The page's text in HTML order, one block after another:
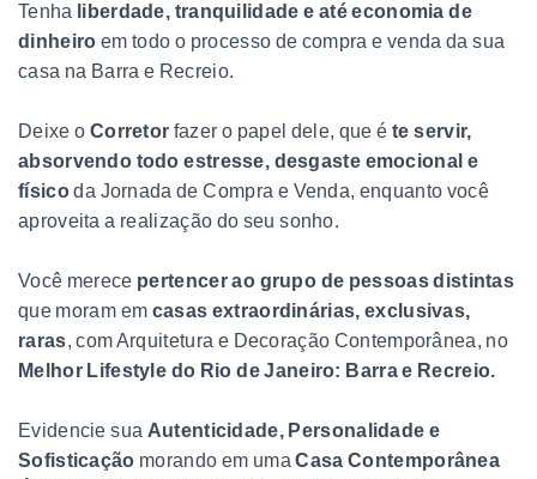
Tenha liberdade, tranquilidade e até economia de
dinheiro em todo o processo de compra e venda da sua
casa na Barra e Recreio.
Deixe o Corretor fazer o papel dele, que éte servir,
absorvendo todo estresse, desgaste emocional e
físicoda Jornada de Compra e Venda, enquanto você
aproveita a realização do seu sonho.
Você merece pertencer ao grupo de pessoas distintas
que moram em casas extraordinárias, exclusivas,
raras, com Arquitetura e Decoração Contemporânea, no
Melhor Lifestyle do Rio de Janeiro: Barra e Recreio.
Evidencie sua Autenticidade, Personalidade e
Sofisticação morando em umaCasa Contemporânea